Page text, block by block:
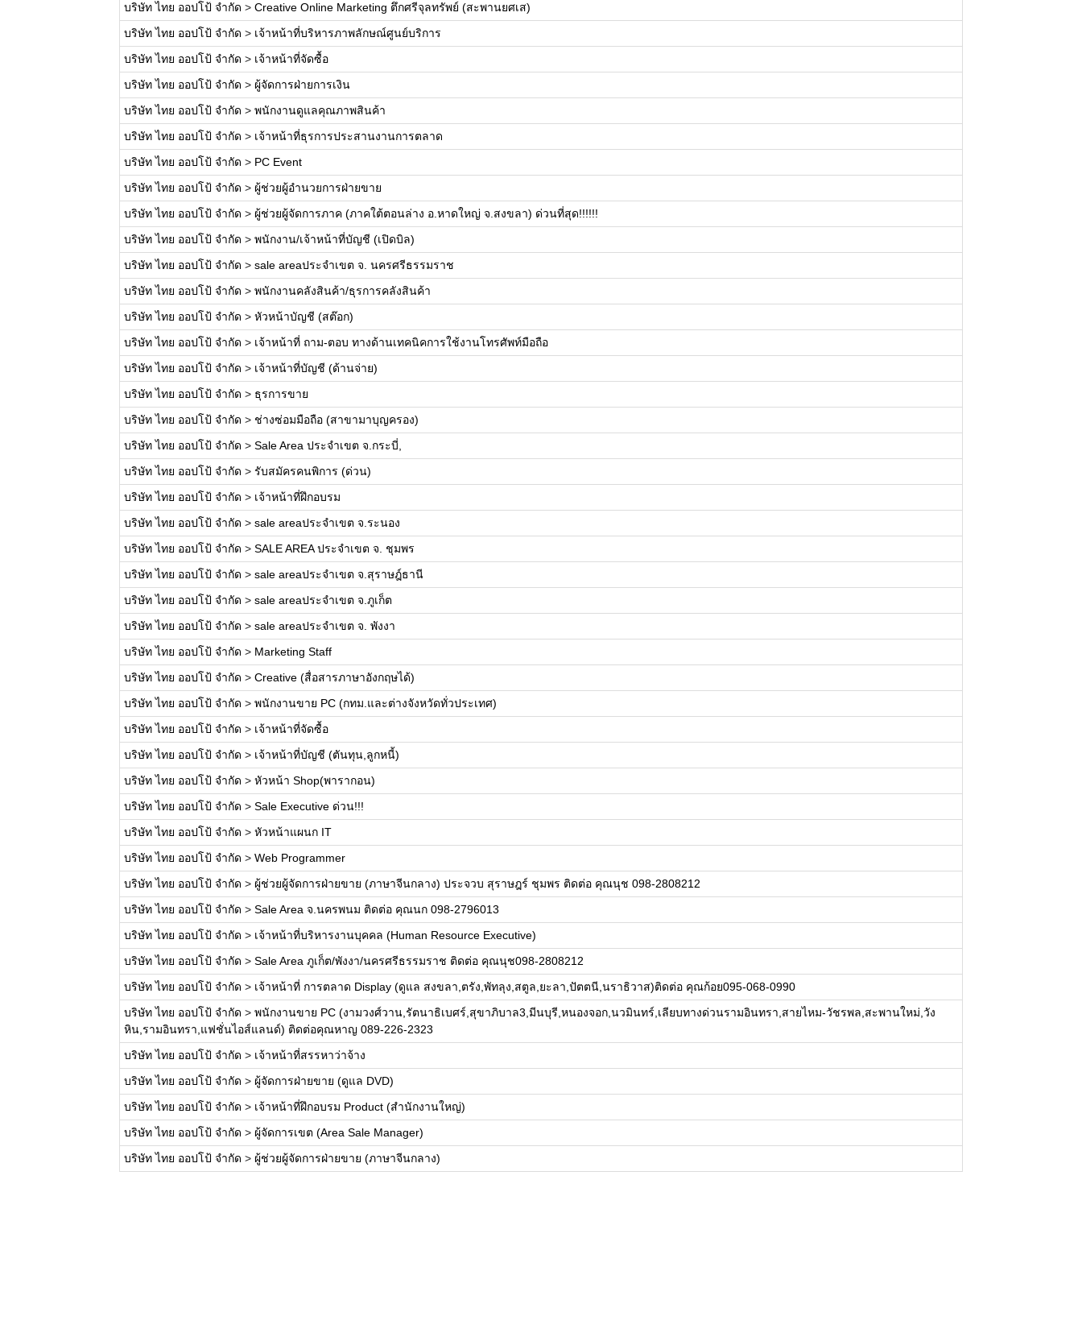
บริษัท ไทย ออปโป้ จำกัด > Creative Online Marketing ตึกศรีจุลทรัพย์ (สะพานยศเส)
บริษัท ไทย ออปโป้ จำกัด > เจ้าหน้าที่บริหารภาพลักษณ์ศูนย์บริการ
บริษัท ไทย ออปโป้ จำกัด > เจ้าหน้าที่จัดซื้อ
บริษัท ไทย ออปโป้ จำกัด > ผู้จัดการฝ่ายการเงิน
บริษัท ไทย ออปโป้ จำกัด > พนักงานดูแลคุณภาพสินค้า
บริษัท ไทย ออปโป้ จำกัด > เจ้าหน้าที่ธุรการประสานงานการตลาด
บริษัท ไทย ออปโป้ จำกัด > PC Event
บริษัท ไทย ออปโป้ จำกัด > ผู้ช่วยผู้อำนวยการฝ่ายขาย
บริษัท ไทย ออปโป้ จำกัด > ผู้ช่วยผู้จัดการภาค (ภาคใต้ตอนล่าง อ.หาดใหญ่ จ.สงขลา) ด่วนที่สุด!!!!!!
บริษัท ไทย ออปโป้ จำกัด > พนักงาน/เจ้าหน้าที่บัญชี (เปิดบิล)
บริษัท ไทย ออปโป้ จำกัด > sale areaประจำเขต จ. นครศรีธรรมราช
บริษัท ไทย ออปโป้ จำกัด > พนักงานคลังสินค้า/ธุรการคลังสินค้า
บริษัท ไทย ออปโป้ จำกัด > หัวหน้าบัญชี (สต๊อก)
บริษัท ไทย ออปโป้ จำกัด > เจ้าหน้าที่ ถาม-ตอบ ทางด้านเทคนิคการใช้งานโทรศัพท์มือถือ
บริษัท ไทย ออปโป้ จำกัด > เจ้าหน้าที่บัญชี (ด้านจ่าย)
บริษัท ไทย ออปโป้ จำกัด > ธุรการขาย
บริษัท ไทย ออปโป้ จำกัด > ช่างซ่อมมือถือ (สาขามาบุญครอง)
บริษัท ไทย ออปโป้ จำกัด > Sale Area ประจำเขต จ.กระบี่,
บริษัท ไทย ออปโป้ จำกัด > รับสมัครคนพิการ (ด่วน)
บริษัท ไทย ออปโป้ จำกัด > เจ้าหน้าที่ฝึกอบรม
บริษัท ไทย ออปโป้ จำกัด > sale areaประจำเขต จ.ระนอง
บริษัท ไทย ออปโป้ จำกัด > SALE AREA ประจำเขต จ. ชุมพร
บริษัท ไทย ออปโป้ จำกัด > sale areaประจำเขต จ.สุราษฎ์ธานี
บริษัท ไทย ออปโป้ จำกัด > sale areaประจำเขต จ.ภูเก็ต
บริษัท ไทย ออปโป้ จำกัด > sale areaประจำเขต จ. พังงา
บริษัท ไทย ออปโป้ จำกัด > Marketing Staff
บริษัท ไทย ออปโป้ จำกัด > Creative (สื่อสารภาษาอังกฤษได้)
บริษัท ไทย ออปโป้ จำกัด > พนักงานขาย PC (กทม.และต่างจังหวัดทั่วประเทศ)
บริษัท ไทย ออปโป้ จำกัด > เจ้าหน้าที่จัดซื้อ
บริษัท ไทย ออปโป้ จำกัด > เจ้าหน้าที่บัญชี (ตันทุน,ลูกหนี้)
บริษัท ไทย ออปโป้ จำกัด > หัวหน้า Shop(พารากอน)
บริษัท ไทย ออปโป้ จำกัด > Sale Executive ด่วน!!!
บริษัท ไทย ออปโป้ จำกัด > หัวหน้าแผนก IT
บริษัท ไทย ออปโป้ จำกัด > Web Programmer
บริษัท ไทย ออปโป้ จำกัด > ผู้ช่วยผู้จัดการฝ่ายขาย (ภาษาจีนกลาง) ประจวบ สุราษฎร์ ชุมพร ติดต่อ คุณนุช 098-2808212
บริษัท ไทย ออปโป้ จำกัด > Sale Area จ.นครพนม ติดต่อ คุณนก 098-2796013
บริษัท ไทย ออปโป้ จำกัด > เจ้าหน้าที่บริหารงานบุคคล (Human Resource Executive)
บริษัท ไทย ออปโป้ จำกัด > Sale Area ภูเก็ต/พังงา/นครศรีธรรมราช ติดต่อ คุณนุช098-2808212
บริษัท ไทย ออปโป้ จำกัด > เจ้าหน้าที่ การตลาด Display (ดูแล สงขลา,ตรัง,พัทลุง,สตูล,ยะลา,ปัตตนี,นราธิวาส)ติดต่อ คุณก้อย095-068-0990
บริษัท ไทย ออปโป้ จำกัด > พนักงานขาย PC (งามวงศ์วาน,รัตนาธิเบศร์,สุขาภิบาล3,มีนบุรี,หนองจอก,นวมินทร์,เลียบทางด่วนรามอินทรา,สายไหม-วัชรพล,สะพานใหม่,วัง
หิน,รามอินทรา,แฟชั่นไอส์แลนด์) ติดต่อคุณหาญ 089-226-2323
บริษัท ไทย ออปโป้ จำกัด > เจ้าหน้าที่สรรหาว่าจ้าง
บริษัท ไทย ออปโป้ จำกัด > ผู้จัดการฝ่ายขาย (ดูแล DVD)
บริษัท ไทย ออปโป้ จำกัด > เจ้าหน้าที่ฝึกอบรม Product (สำนักงานใหญ่)
บริษัท ไทย ออปโป้ จำกัด > ผู้จัดการเขต (Area Sale Manager)
บริษัท ไทย ออปโป้ จำกัด > ผู้ช่วยผู้จัดการฝ่ายขาย (ภาษาจีนกลาง)